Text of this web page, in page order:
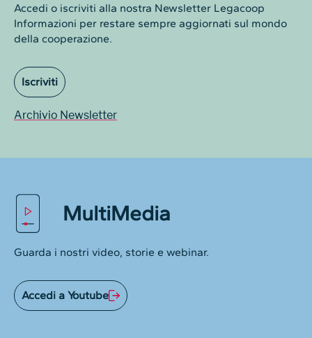
Accedi o iscriviti alla nostra Newsletter Legacoop
Informazioni per restare sempre aggiornati sul mondo
della cooperazione.
Iscriviti
Archivio Newsletter
MultiMedia
Guarda i nostri video, storie e webinar.
Accedi a Youtube